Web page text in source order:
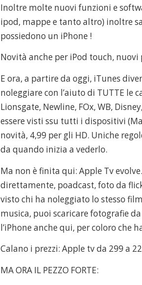
Inoltre molte nuovi funzioni e
ipod, mappe e tanto altro) inoltre
possiedono un iPhone !
Novità anche per iPod touch,
E ora, a partire da oggi, iTunes
noleggiare con l’aiuto di TUTTE le
Lionsgate, Newline, FOx, WB,
essere visti ssu tutti i dispositivi
novità, 4,99 per gli HD. Uniche
da quando inizia a vederlo.
Ma non è finita qui: Apple Tv
direttamente, poadcast, foto da
visto chi ha noleggiato lo stesso
musica, puoi scaricare fotografie
l’iPhone anche qui, per coloro che
Calano i prezzi: Apple tv da 299 a
MA ORA IL PEZZO FORTE: